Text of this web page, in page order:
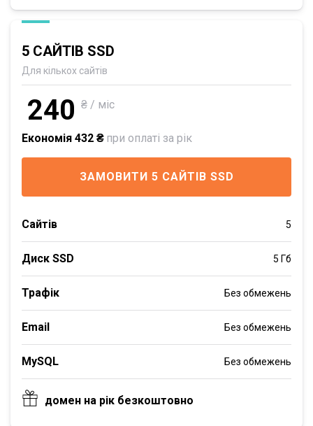
5 САЙТІВ SSD
Для кількох сайтів
240 ₴ / міс
Економія 432 ₴ при оплаті за рік
ЗАМОВИТИ 5 САЙТІВ SSD
Сайтів 5
Диск SSD 5 Гб
Трафік Без обмежень
Email Без обмежень
MySQL Без обмежень
домен на рік безкоштовно